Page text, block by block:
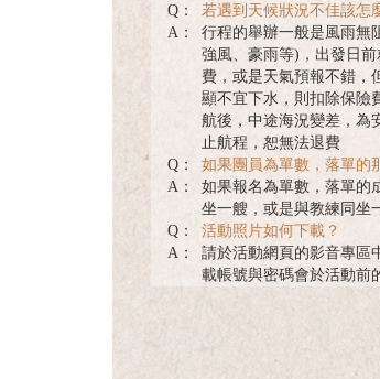
Q：
若遇到天候狀況不佳該怎
A：
行程的舉辦一般是風雨無
強風、豪雨等)，出發日
費，或是天氣預報不錯，
顯不宜下水，則扣除保險
航後，中途海況變差，為
止航程，恕無法退費
Q：
如果團員為單數，落單的
A：
如果報名為單數，落單的
坐一艘，或是與教練同坐
Q：
活動照片如何下載？
A：
請於活動網頁的影音專區
載帳號與密碼會於活動前